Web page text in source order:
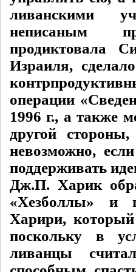
ливанскими
неписаным
продиктовала
Израиля,
операции
1996 г., а также
другой
невозможно,
поддерживать
Дж.П. Харик
«Хезболлы» и
Харири,
поскольку в
ливанцы